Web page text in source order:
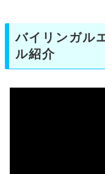
バイリンガル
ル紹介